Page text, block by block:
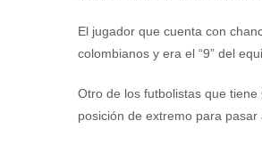
El jugador que cuenta con
colombianos y era el “9” del
Otro de los futbolistas que
posición de extremo para